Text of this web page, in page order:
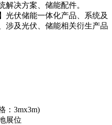
解决方案、储能配件。
伏储能一体化产品、系统及
涉及光伏、储能相关衍生产品
：3mx3m)
展位